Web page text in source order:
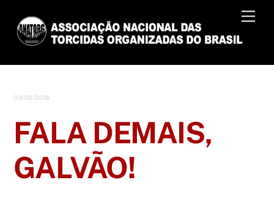
content
03/03/2016
FALA DEMAIS,
GALVÃO!